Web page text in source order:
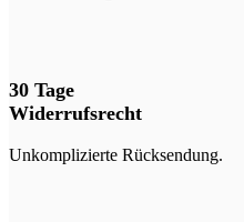
30 Tage
Widerrufsrecht
Unkomplizierte Rücksendung.